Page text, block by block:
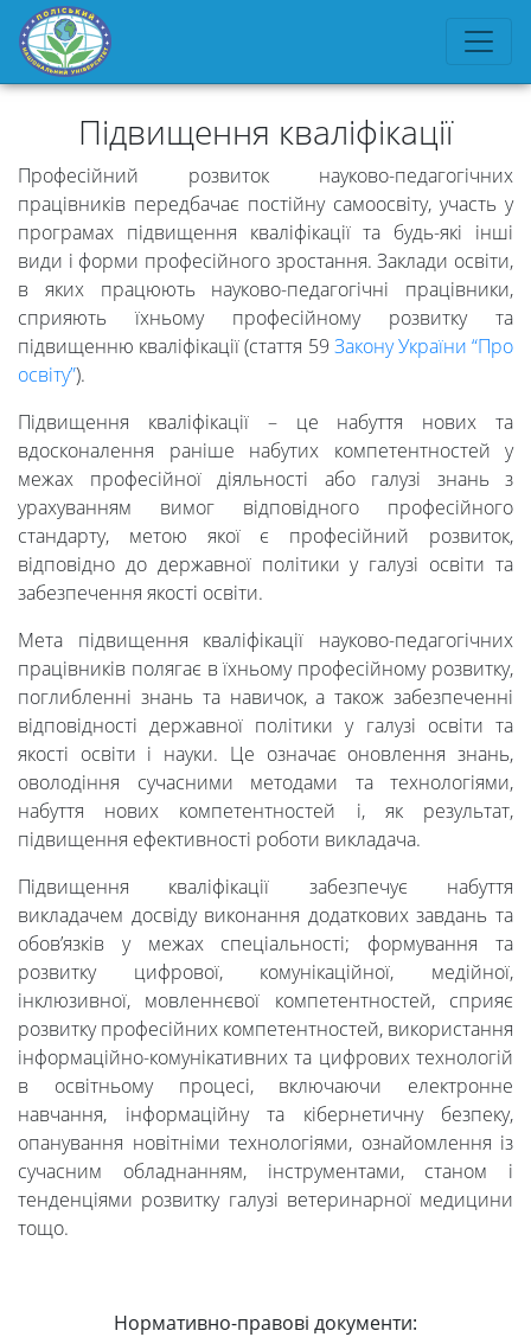
Підвищення кваліфікації
Професійний розвиток науково-педагогічних
працівників передбачає постійну самоосвіту, участь у
програмах підвищення кваліфікації та будь-які інші
види і форми професійного зростання. Заклади освіти,
в яких працюють науково-педагогічні працівники,
сприяють їхньому професійному розвитку та
підвищенню кваліфікації (стаття 59 Закону України “Про
освіту”).
Підвищення кваліфікації – це набуття нових та
вдосконалення раніше набутих компетентностей у
межах професійної діяльності або галузі знань з
урахуванням вимог відповідного професійного
стандарту, метою якої є професійний розвиток,
відповідно до державної політики у галузі освіти та
забезпечення якості освіти.
Мета підвищення кваліфікації науково-педагогічних
працівників полягає в їхньому професійному розвитку,
поглибленні знань та навичок, а також забезпеченні
відповідності державної політики у галузі освіти та
якості освіти і науки. Це означає оновлення знань,
оволодіння сучасними методами та технологіями,
набуття нових компетентностей і, як результат,
підвищення ефективності роботи викладача.
Підвищення кваліфікації забезпечує набуття
викладачем досвіду виконання додаткових завдань та
обов’язків у межах спеціальності; формування та
розвитку цифрової, комунікаційної, медійної,
інклюзивної, мовленнєвої компетентностей, сприяє
розвитку професійних компетентностей, використання
інформаційно-комунікативних та цифрових технологій
в освітньому процесі, включаючи електронне
навчання, інформаційну та кібернетичну безпеку,
опанування новітніми технологіями, ознайомлення із
сучасним обладнанням, інструментами, станом і
тенденціями розвитку галузі ветеринарної медицини
тощо.
Нормативно-правові документи: